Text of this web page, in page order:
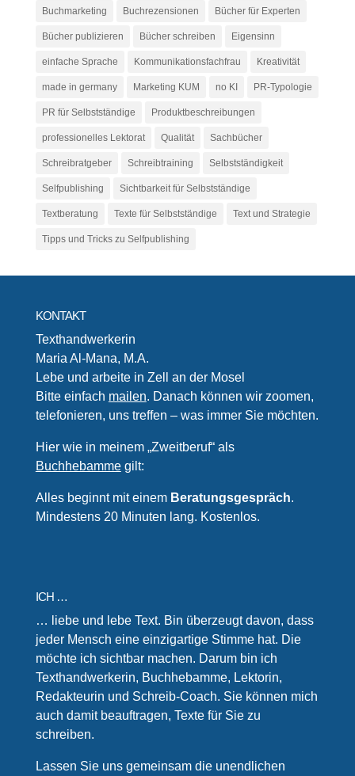
Buchmarketing Buchrezensionen Bücher für Experten
Bücher publizieren Bücher schreiben Eigensinn
einfache Sprache Kommunikationsfachfrau Kreativität
made in germany Marketing KUM no KI PR-Typologie
PR für Selbstständige Produktbeschreibungen
professionelles Lektorat Qualität Sachbücher
Schreibratgeber Schreibtraining Selbstständigkeit
Selfpublishing Sichtbarkeit für Selbstständige
Textberatung Texte für Selbstständige Text und Strategie
Tipps und Tricks zu Selfpublishing
KONTAKT
Texthandwerkerin
Maria Al-Mana, M.A.
Lebe und arbeite in Zell an der Mosel
Bitte einfach mailen. Danach können wir zoomen,
telefonieren, uns treffen – was immer Sie möchten.
Hier wie in meinem „Zweitberuf“ als
Buchhebammegilt:
Alles beginnt mit einem Beratungsgespräch.
Mindestens 20 Minuten lang. Kostenlos.
ICH …
… liebe und lebe Text. Bin überzeugt davon, dass
jeder Mensch eine einzigartige Stimme hat. Die
möchte ich sichtbar machen. Darum bin ich
Texthandwerkerin, Buchhebamme, Lektorin,
Redakteurin und Schreib-Coach. Sie können mich
auch damit beauftragen, Texte für Sie zu
schreiben.
Lassen Sie uns gemeinsam die unendlichen